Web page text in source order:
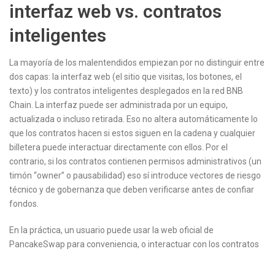
interfaz web vs. contratos
inteligentes
La mayoría de los malentendidos empiezan por no distinguir entre
dos capas: la interfaz web (el sitio que visitas, los botones, el
texto) y los contratos inteligentes desplegados en la red BNB
Chain. La interfaz puede ser administrada por un equipo,
actualizada o incluso retirada. Eso no altera automáticamente lo
que los contratos hacen si estos siguen en la cadena y cualquier
billetera puede interactuar directamente con ellos. Por el
contrario, si los contratos contienen permisos administrativos (un
timón “owner” o pausabilidad) eso sí introduce vectores de riesgo
técnico y de gobernanza que deben verificarse antes de confiar
fondos.
En la práctica, un usuario puede usar la web oficial de
PancakeSwap para conveniencia, o interactuar con los contratos